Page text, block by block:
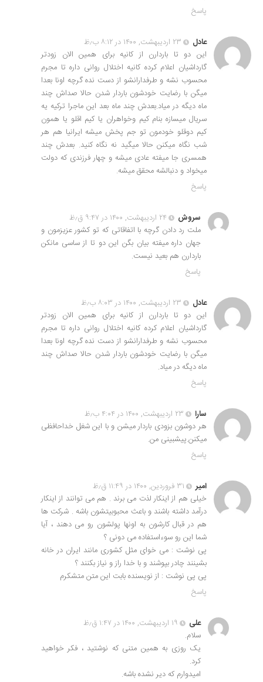
پاسخ
عادل
۲۳ اردیبهشت, ۱۴۰۰ در ۸:۱۲ ب٫ظ
این دو تا باردارن از کانیه برای همین الان زودتر
گارداشیان اعلام کرده کانیه اختلال روانی داره تا مجرم
محسوب نشه و طرفدارانشو از دست نده گرچه اونا بعدا
میگن با رضایت خودشون باردار شدن حالا صداش چند
ماه دیگه در میاد.بعدش چند ماه بعد این ماجرا ترکیه یه
سریال میسازه بنام کیم وخواهران یا کیم اقلو یا همون
کیم دوقلو خودمون تو جم پخش میشه ایرانیا هم هر
شب نگاه میکنن حالا میگید نه نگاه کنید. بعدش چند
همسری جا میفته عادی میشه و چهار فرزندی که دولت
میخواد و دنبالشه محقق میشه.
پاسخ
سروش
۲۴ اردیبهشت, ۱۴۰۰ در ۹:۴۷ ق٫ظ
ملت رد دادن گرچه با اتفاقاتی که تو کشور عزیزمون و
جهان داره میفته بیان بگن این دو تا از ساسی مانکن
باردارن هم بعید نیست.
پاسخ
عادل
۲۳ اردیبهشت, ۱۴۰۰ در ۸:۰۳ ب٫ظ
این دو تا باردارن از کانیه برای همین الان زودتر
گارداشیان اعلام کرده کانیه اختلال روانی داره تا مجرم
محسوب نشه و طرفدارانشو از دست نده گرچه اونا بعدا
میگن با رضایت خودشون باردار شدن حالا صداش چند
ماه دیگه در میاد.
پاسخ
سارا
۲۳ اردیبهشت, ۱۴۰۰ در ۴:۰۴ ب٫ظ
هر دوشون بزودی باردار میشن و با این شغل خداحافظی
میکنن.پیشبینی من.
پاسخ
امیر
۳۱ فروردین, ۱۴۰۰ در ۱۱:۴۹ ق٫ظ
خیلی هم از اینکار لذت می برند . هم می توانند از اینکار
درآمد داشته باشند و باعث محبوبیتشون باشه . شرکت ها
هم در قبال کارشون به اونها پولشون رو می دهند ، آیا
شما این رو سوءاستفاده می دونی ؟
پی نوشت : می خوای مثل کشوری مانند ایران در خانه
بشینند چادر بپوشند و با خدا راز و نیاز بکنند ؟
پی پی نوشت : از نویسنده بابت این متن متشکرم
پاسخ
علی
۱۹ اردیبهشت, ۱۴۰۰ در ۱:۴۷ ق٫ظ
سلام.
یک روزی به همین متنی که نوشتید ، فکر خواهید
کرد.
امیدوارم که دیر نشده باشه.